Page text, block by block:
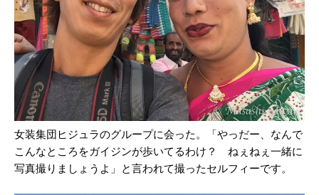
女装集団ヒジュラのグループに会った。「やっだー、なんで
こんなところをガイジンが歩いてるわけ？ ねぇねぇ一緒に
写真撮りましょうよ」と言われて撮ったセルフィーです。